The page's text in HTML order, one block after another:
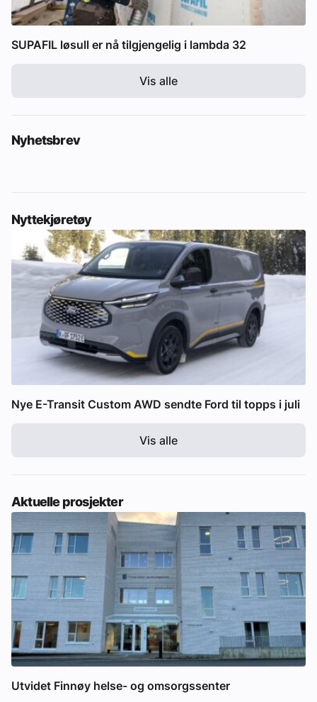
SUPAFIL løsull er nå tilgjengelig i lambda 32
Vis alle
Nyhetsbrev
Nyttekjøretøy
Nye E-Transit Custom AWD sendte Ford til topps i juli
Vis alle
Aktuelle prosjekter
Utvidet Finnøy helse- og omsorgssenter